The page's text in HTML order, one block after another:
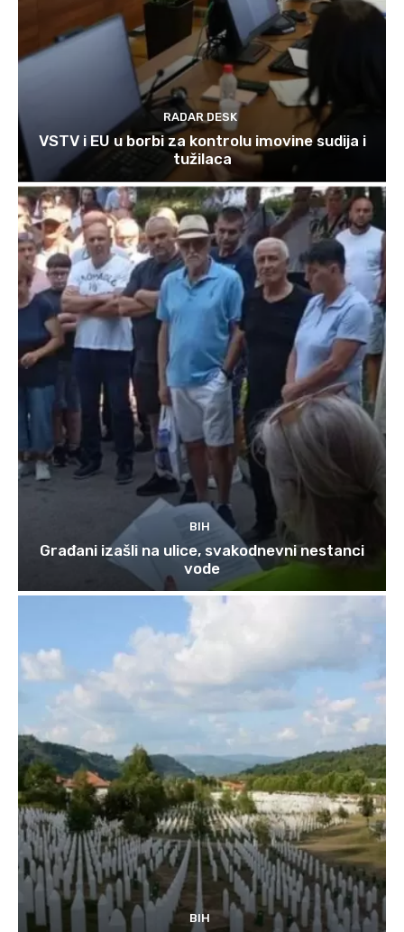
RADAR DESK
VSTV i EU u borbi za kontrolu imovine sudija i
tužilaca
BIH
Građani izašli na ulice, svakodnevni nestanci
vode
BIH